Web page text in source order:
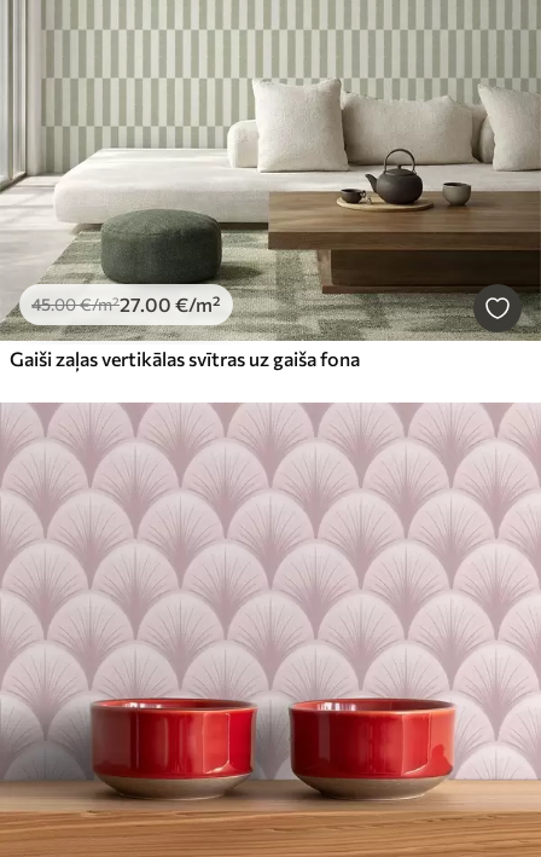
45.00€/m²27.00 €/m²
Gaiši zaļas vertikālas svītras uz gaiša fona